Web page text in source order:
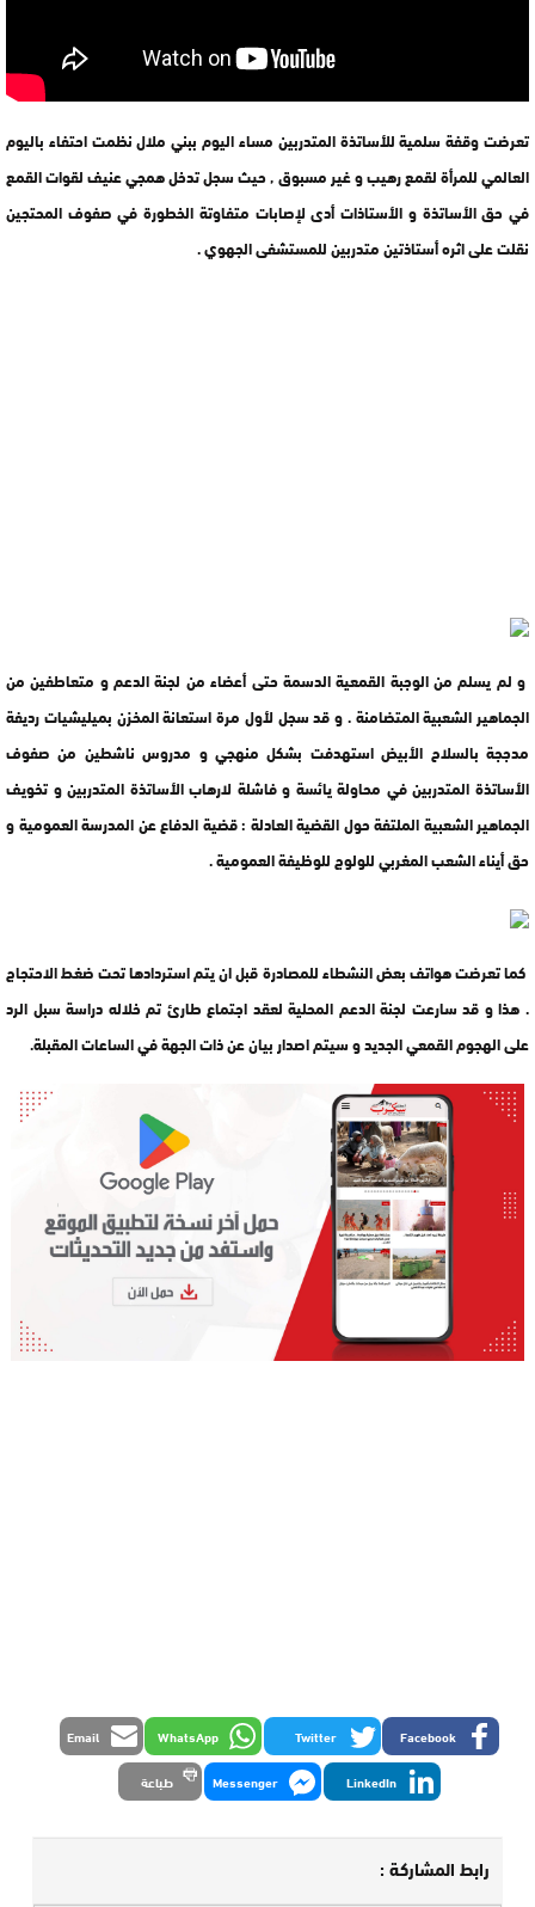
تعرضت وقفة سلمية للأساتذة المتدربين مساء اليوم ببني ملال نظمت احتفاء باليوم
العالمي للمرأة لقمع رهيب و غير مسبوق , حيث سجل تدخل همجي عنيف لقوات القمع
في حق الأساتذة و الأستاذات أدى لإصابات متفاوتة الخطورة في صفوف المحتجين
نقلت على اثره أستاذتين متدربين للمستشفى الجهوي .
و لم يسلم من الوجبة القمعية الدسمة حتى أعضاء من لجنة الدعم و متعاطفين من
الجماهير الشعبية المتضامنة . و قد سجل لأول مرة استعانة المخزن بميليشيات رديفة
مدججة بالسلاح الأبيض استهدفت بشكل منهجي و مدروس ناشطين من صفوف
الأساتذة المتدربين في محاولة يائسة و فاشلة لارهاب الأساتذة المتدربين و تخويف
الجماهير الشعبية الملتفة حول القضية العادلة : قضية الدفاع عن المدرسة العمومية و
حق أيناء الشعب المغربي للولوج للوظيفة العمومية .
كما تعرضت هواتف بعض النشطاء للمصادرة قبل ان يتم استردادها تحت ضغط الاحتجاج
. هذا و قد سارعت لجنة الدعم المحلية لعقد اجتماع طارئ تم خلاله دراسة سبل الرد
على الهجوم القمعي الجديد و سيتم اصدار بيان عن ذات الجهة في الساعات المقبلة.
Facebook
Twitter
WhatsApp
Email
LinkedIn
Messenger طباعة
رابط المشاركة :